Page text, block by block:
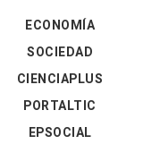
ECONOMÍA
SOCIEDAD
CIENCIAPLUS
PORTALTIC
EPSOCIAL